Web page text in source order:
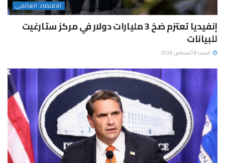
الاقتصاد العالمى
إنفيديا تعتزم ضخ 3 مليارات دولار في مركز ستارغيت
للبيانات
السبت 8 أغسطس 2026